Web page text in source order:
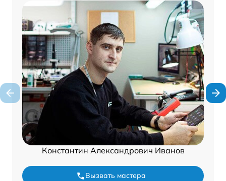
Константин Александрович Иванов
Вызвать мастера